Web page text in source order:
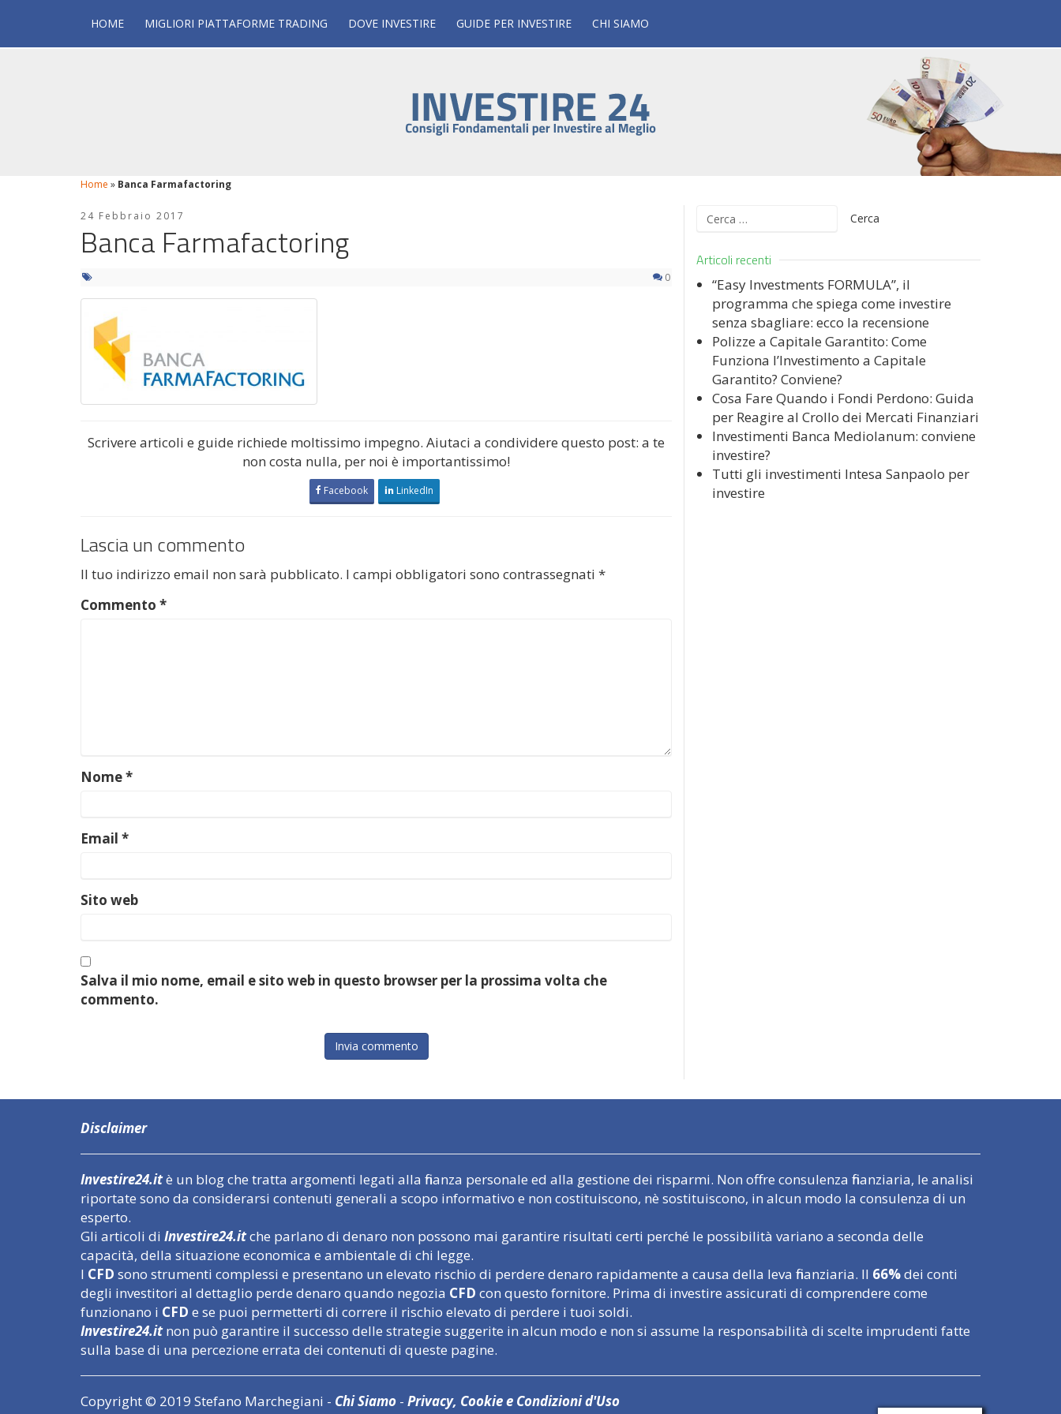
HOME MIGLIORI PIATTAFORME TRADING DOVE INVESTIRE GUIDE PER INVESTIRE CHI SIAMO
Home » Banca Farmafactoring
24 Febbraio 2017
Banca Farmafactoring
0
Scrivere articoli e guide richiede moltissimo impegno. Aiutaci a condividere questo post: a te
non costa nulla, per noi è importantissimo!
Facebook LinkedIn
Lascia un commento
Il tuo indirizzo email non sarà pubblicato. I campi obbligatori sono contrassegnati *
Commento *
Nome*
Email *
Sito web
Salva il mio nome, email e sito web in questo browser per la prossima volta che
commento.
Ricerca
Articoli recenti
“Easy Investments FORMULA”, il
programma che spiega come investire
senza sbagliare: ecco la recensione
Polizze a Capitale Garantito: Come
Funziona l’Investimento a Capitale
Garantito? Conviene?
Cosa Fare Quando i Fondi Perdono: Guida
per Reagire al Crollo dei Mercati Finanziari
Investimenti Banca Mediolanum: conviene
investire?
Tutti gli investimenti Intesa Sanpaolo per
investire
Disclaimer
Investire24.itè un blog che tratta argomenti legati alla finanza personale ed alla gestione dei risparmi. Non offre consulenza finanziaria, le analisi
riportate sono da considerarsi contenuti generali a scopo informativo e non costituiscono, nè sostituiscono, in alcun modo la consulenza di un
esperto.
Gli articoli di Investire24.itche parlano di denaro non possono mai garantire risultati certi perché le possibilità variano a seconda delle
capacità, della situazione economica e ambientale di chi legge.
I CFD sono strumenti complessi e presentano un elevato rischio di perdere denaro rapidamente a causa della leva finanziaria. Il 66%dei conti
degli investitori al dettaglio perde denaro quando negozia CFD con questo fornitore. Prima di investire assicurati di comprendere come
funzionano i CFD e se puoi permetterti di correre il rischio elevato di perdere i tuoi soldi.
Investire24.itnon può garantire il successo delle strategie suggerite in alcun modo e non si assume la responsabilità di scelte imprudenti fatte
sulla base di una percezione errata dei contenuti di queste pagine.
Copyright © 2019 Stefano Marchegiani - Chi Siamo - Privacy, Cookie e Condizioni d'Uso